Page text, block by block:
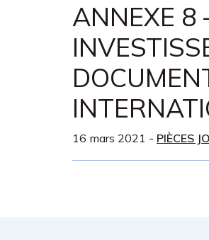
ANNEXE 8
16 mars 2021 - PIÈCES